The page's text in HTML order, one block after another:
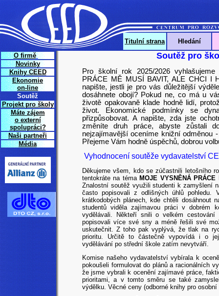
Titulní strana
Hledání
O firmě
Novinky
Knihy CEED
Ekonomie
on-line
Soutěž
Projekt pro školy
Máte zájem
o externí
spolupráci?
Naši partneři
Média
Soutěž pro
Pro školní rok 2025/2026
PRÁCE MĚ MUSÍ BAVIT, ALE CHCI I
napište, jestli je pro vás důležitější
dosáhnete obojí? Pokud ne, co má u
životě opakovaně klade hodně lidí,
život. Ekonomické podmínky se
přizpůsobovat. A napište, zda jste
změníte druh práce, abyste zůstali
nejzajímavější oceníme knižní odměnou
Přejeme Vám hodně úspěchů, dobrou
Vyhodnocení soutěže vydavatelství
Děkujeme všem, kdo se zúčastnili letošního
tentokráte na téma MOJE VYSNĚNÁ
Znalostní soutěž využili studenti k zamyšlení
často popisovali z odlišných úhlů pohledu.
krátkodobých plánech, kde chtěli
studentů viděla zajímavou práci v dobrém
vydělávali. Někteří snili o velkém
popisovali více své sny a méně řešili své
uskutečnit. Z toho pak vyplývá, že tlak na
prioritu. Určitě to částečně vypovídá i o
vydělávání po střední škole zatím nevytváří.
Komise našeho vydavatelství vybírala k
pokoušeli formulovat do plánů a racionálních
že jsme vybrali k ocenění zajímavé práce,
prioritami, a v tomto směru se také
výdělku. Věcné ceny (odborné knihy pro